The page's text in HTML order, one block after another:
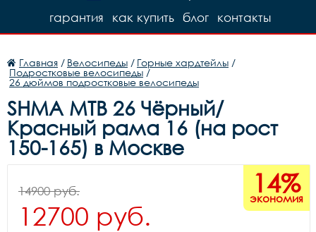
контакты
блог
как купить
гарантия
Главная / Велосипеды / Горные хардтейлы /
Подростковые велосипеды /
26 дюймов подростковые велосипеды
SHMA MTB 26 Чёрный/
Красный рама 16 (на рост
150-165) в Москве
14%
экономия
14900 руб.
12700 руб.